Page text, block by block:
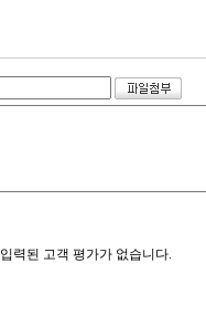
입력된 고객 평가가 없습니다.